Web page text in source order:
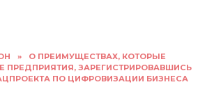
»
О ПРЕИМУЩЕСТВАХ, КОТОРЫЕ
ПРЕДПРИЯТИЯ, ЗАРЕГИСТРИРОВАВШИСЬ
ПО ЦИФРОВИЗАЦИИ БИЗНЕСА